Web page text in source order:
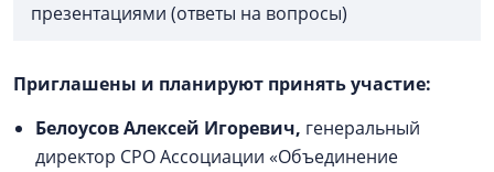
презентациями (ответы на вопросы)
Приглашены и планируют принять участие:
Белоусов Алексей Игоревич, генеральный
директор СРО Ассоциации «Объединение